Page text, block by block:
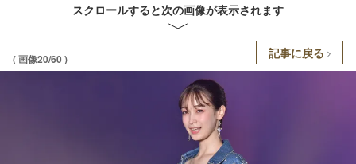
スクロールすると次の画像が表示されます
( 画像20/60 ) 記事に戻る